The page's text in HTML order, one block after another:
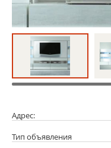
Адрес:
Тип объявления